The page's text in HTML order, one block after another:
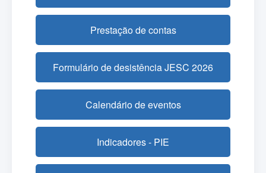
Prestação de contas
Formulário de desistência JESC 2026
Calendário de eventos
Indicadores - PIE